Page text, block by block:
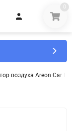
0
воздуха Areon Car